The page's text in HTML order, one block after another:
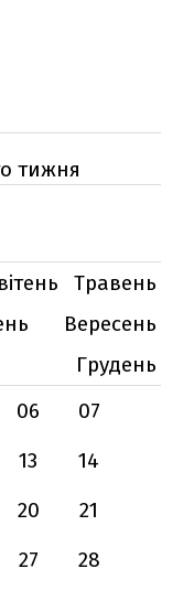
тижня
Травень
Вересень
Грудень
06
07
13
14
20
21
27
28